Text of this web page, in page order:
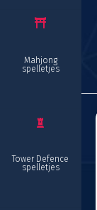
Mahjong
spelletjes
Tower Defence
spelletjes